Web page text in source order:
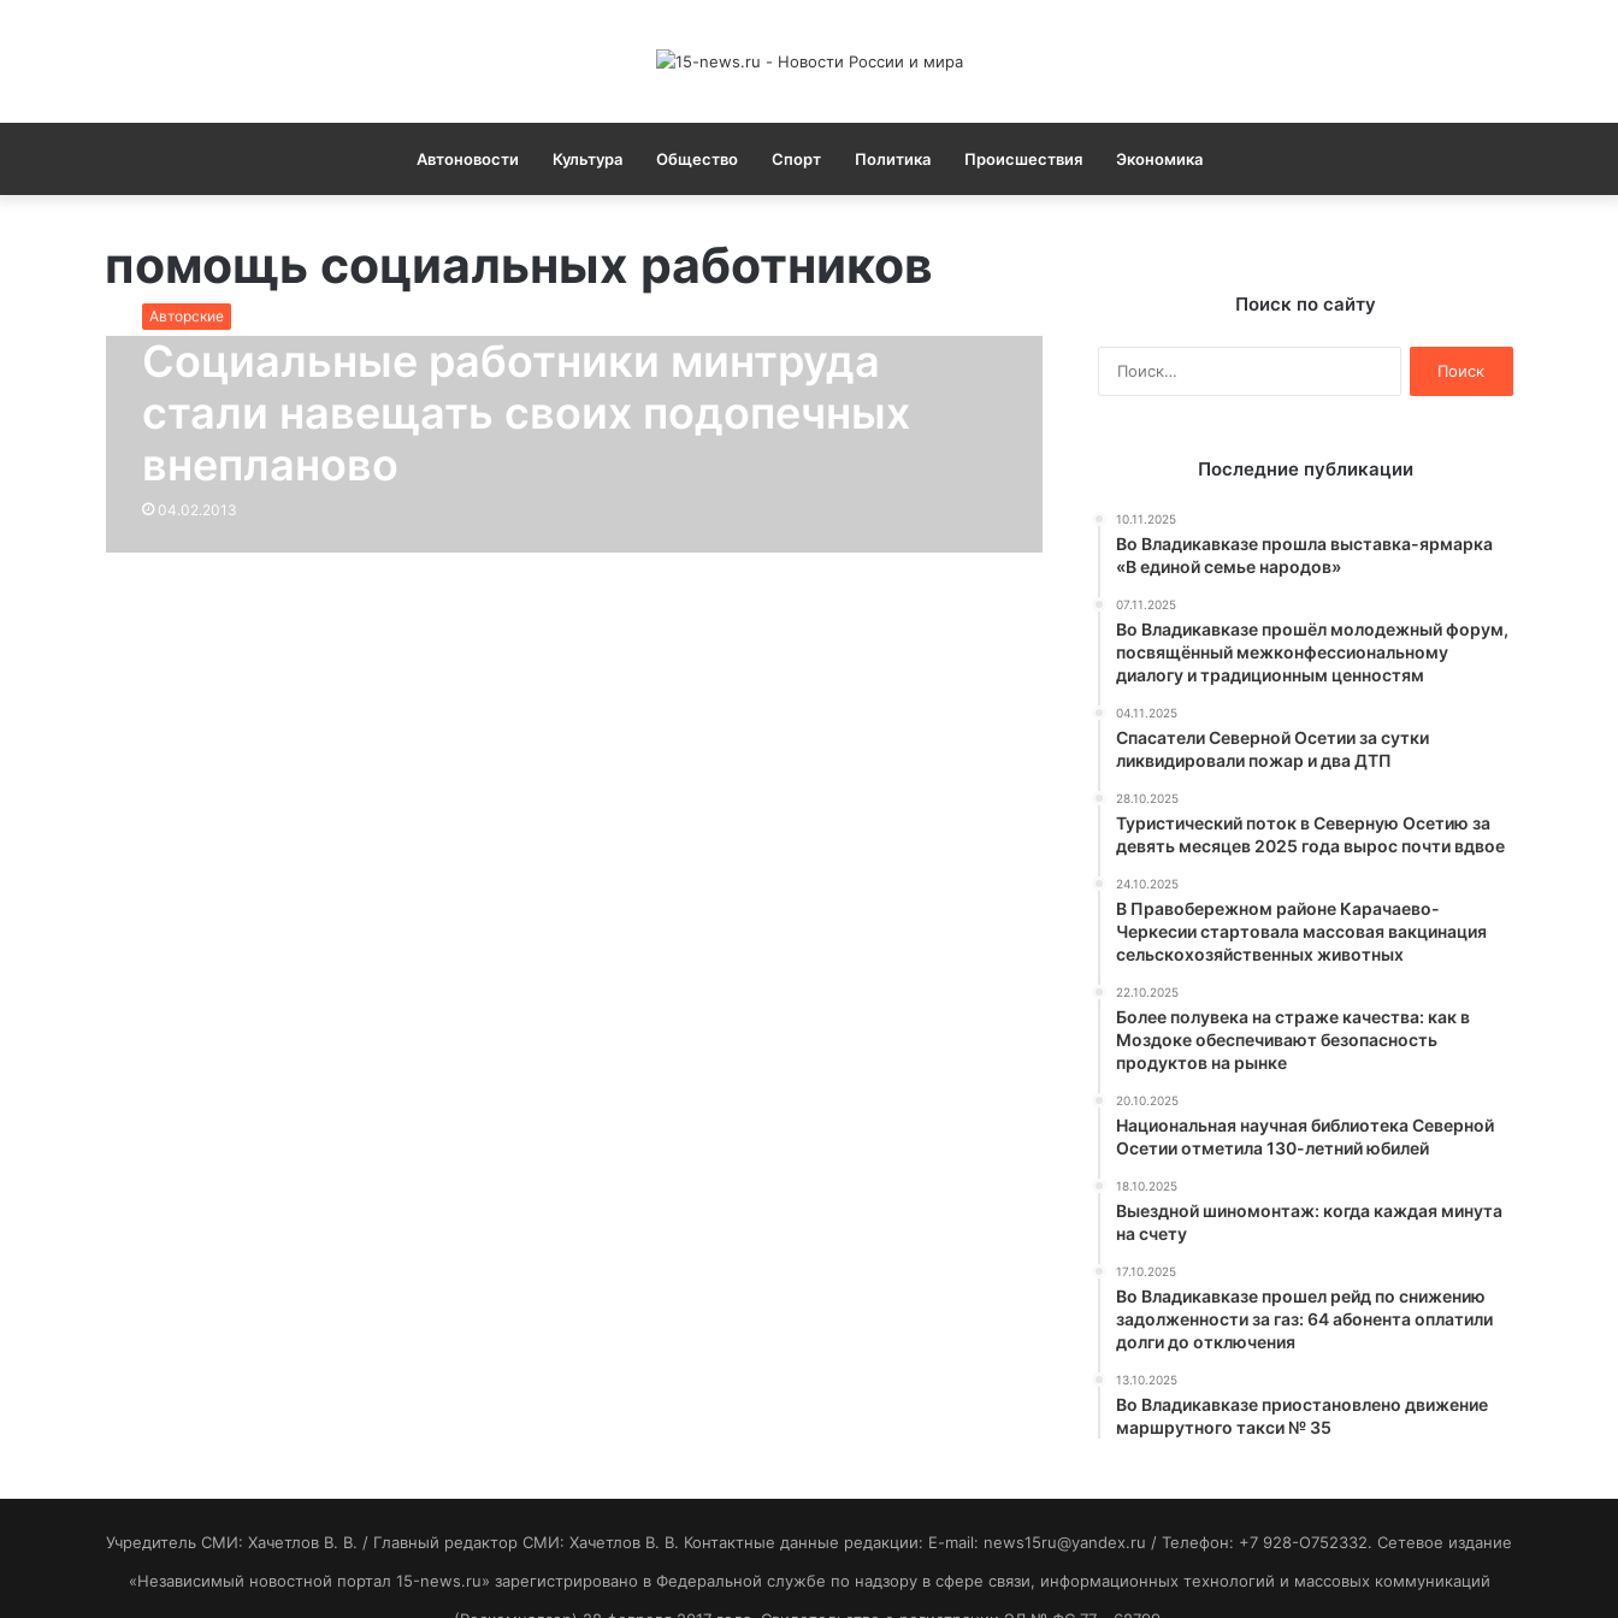
Автоновости Культура Общество Спорт Политика Происшествия Экономика
помощь социальных работников
Авторские
Социальные работники минтруда
стали навещать своих подопечных
внепланово
04.02.2013
Поиск по сайту
Последние публикации
10.11.2025
Во Владикавказе прошла выставка-ярмарка
«В единой семье народов»
07.11.2025
Во Владикавказе прошёл молодежный форум,
посвящённый межконфессиональному
диалогу и традиционным ценностям
04.11.2025
Спасатели Северной Осетии за сутки
ликвидировали пожар и два ДТП
28.10.2025
Туристический поток в Северную Осетию за
девять месяцев 2025 года вырос почти вдвое
24.10.2025
В Правобережном районе Карачаево-
Черкесии стартовала массовая вакцинация
сельскохозяйственных животных
22.10.2025
Более полувека на страже качества: как в
Моздоке обеспечивают безопасность
продуктов на рынке
20.10.2025
Национальная научная библиотека Северной
Осетии отметила 130-летний юбилей
18.10.2025
Выездной шиномонтаж: когда каждая минута
на счету
17.10.2025
Во Владикавказе прошел рейд по снижению
задолженности за газ: 64 абонента оплатили
долги до отключения
13.10.2025
Во Владикавказе приостановлено движение
маршрутного такси № 35
Учредитель СМИ: Хaчeтлoв B. B. / Главный редактор СМИ: Хaчeтлoв B. B. Контактные данные редакции: E-mail: news15ru@yandex.ru / Телефон: +7 928-O752332. Сетевое издание
«Независимый новостной портал 15-news.ru» зарегистрировано в Федеральной службе по надзору в сфере связи, информационных технологий и массовых коммуникаций